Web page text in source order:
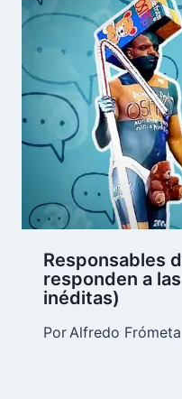
Responsables
responden a
inéditas)
PorAlfredo Frómeta